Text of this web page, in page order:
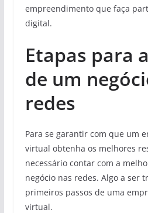
empreendimento que faça
digital.
Etapas para
de um
redes
Para se garantir com que um
virtual obtenha os melhores
necessário contar com a
negócio nas redes. Algo a ser
primeiros passos de uma
virtual.